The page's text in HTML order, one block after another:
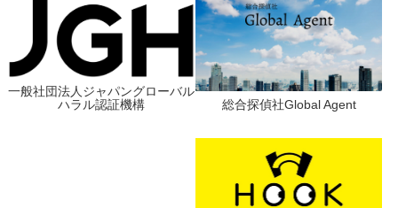
一般社団法人ジャパングローバル
ハラル認証機構
総合探偵社Global Agent